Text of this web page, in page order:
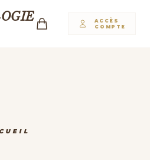
ACCÈS
COMPTE